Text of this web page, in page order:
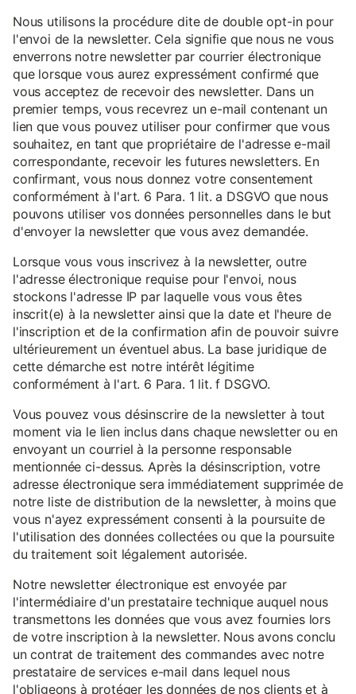
Nous utilisons la procédure dite de double opt-in pour
l'envoi de la newsletter. Cela signifie que nous ne vous
enverrons notre newsletter par courrier électronique
que lorsque vous aurez expressément confirmé que
vous acceptez de recevoir des newsletter. Dans un
premier temps, vous recevrez un e-mail contenant un
lien que vous pouvez utiliser pour confirmer que vous
souhaitez, en tant que propriétaire de l'adresse e-mail
correspondante, recevoir les futures newsletters. En
confirmant, vous nous donnez votre consentement
conformément à l'art. 6 Para. 1 lit. a DSGVO que nous
pouvons utiliser vos données personnelles dans le but
d'envoyer la newsletter que vous avez demandée.
Lorsque vous vous inscrivez à la newsletter, outre
l'adresse électronique requise pour l'envoi, nous
stockons l'adresse IP par laquelle vous vous êtes
inscrit(e) à la newsletter ainsi que la date et l'heure de
l'inscription et de la confirmation afin de pouvoir suivre
ultérieurement un éventuel abus. La base juridique de
cette démarche est notre intérêt légitime
conformément à l'art. 6 Para. 1 lit. f DSGVO.
Vous pouvez vous désinscrire de la newsletter à tout
moment via le lien inclus dans chaque newsletter ou en
envoyant un courriel à la personne responsable
mentionnée ci-dessus. Après la désinscription, votre
adresse électronique sera immédiatement supprimée de
notre liste de distribution de la newsletter, à moins que
vous n'ayez expressément consenti à la poursuite de
l'utilisation des données collectées ou que la poursuite
du traitement soit légalement autorisée.
Notre newsletter électronique est envoyée par
l'intermédiaire d'un prestataire technique auquel nous
transmettons les données que vous avez fournies lors
de votre inscription à la newsletter. Nous avons conclu
un contrat de traitement des commandes avec notre
prestataire de services e-mail dans lequel nous
l'obligeons à protéger les données de nos clients et à